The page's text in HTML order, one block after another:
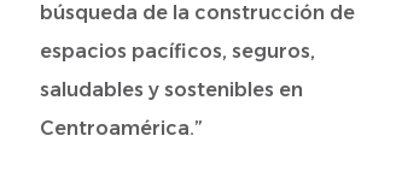
búsqueda de la construcción de
espacios pacíficos, seguros,
saludables y sostenibles en
Centroamérica.”